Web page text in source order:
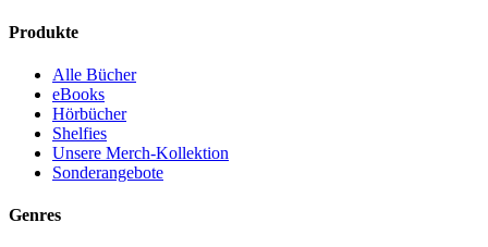
Produkte
Alle Bücher
eBooks
Hörbücher
Shelfies
Unsere Merch-Kollektion
Sonderangebote
Genres